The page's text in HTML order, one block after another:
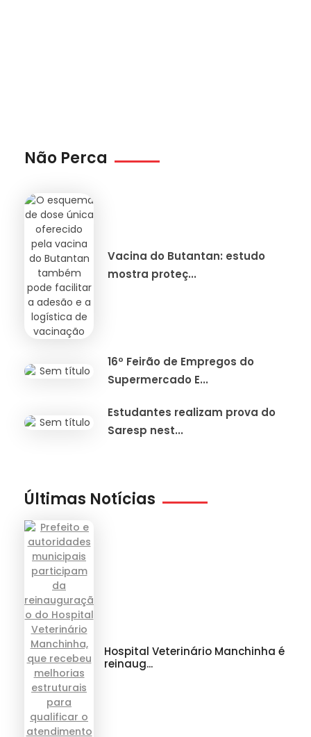
Não Perca
Vacina do Butantan: estudo
mostra proteç...
16º Feirão de Empregos do
Supermercado E...
Estudantes realizam prova do
Saresp nest...
Últimas Notícias
Hospital Veterinário Manchinha é
reinaug...